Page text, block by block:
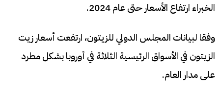
الخبراء ارتفاع الأسعار حتى عام 2024.
وفقا لبيانات المجلس الدولي للزيتون، ارتفعت أسعار زيت
الزيتون في الأسواق الرئيسية الثلاثة في أوروبا بشكل مطرد
على مدار العام.